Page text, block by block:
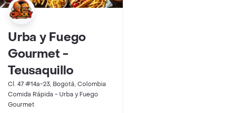
Urba y Fuego
Gourmet -
Teusaquillo
Cl. 47 #14a-23, Bogotá, Colombia
Comida Rápida - Urba y Fuego
Gourmet